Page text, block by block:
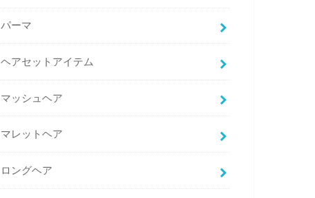
パーマ
ヘアセットアイテム
マッシュヘア
マレットヘア
ロングヘア